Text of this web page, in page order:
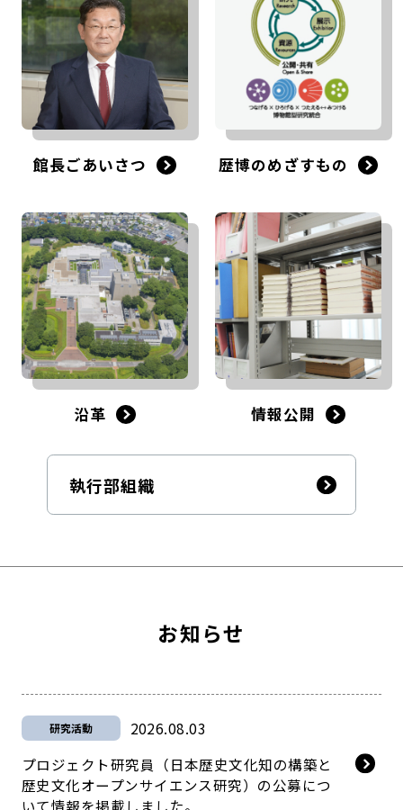
館長ごあいさつ 歴博のめざすもの
沿革 情報公開
執行部組織
お知らせ
研究活動
2026.08.03
プロジェクト研究員（日本歴史文化知の構築と
歴史文化オープンサイエンス研究）の公募につ
いて情報を掲載しました。